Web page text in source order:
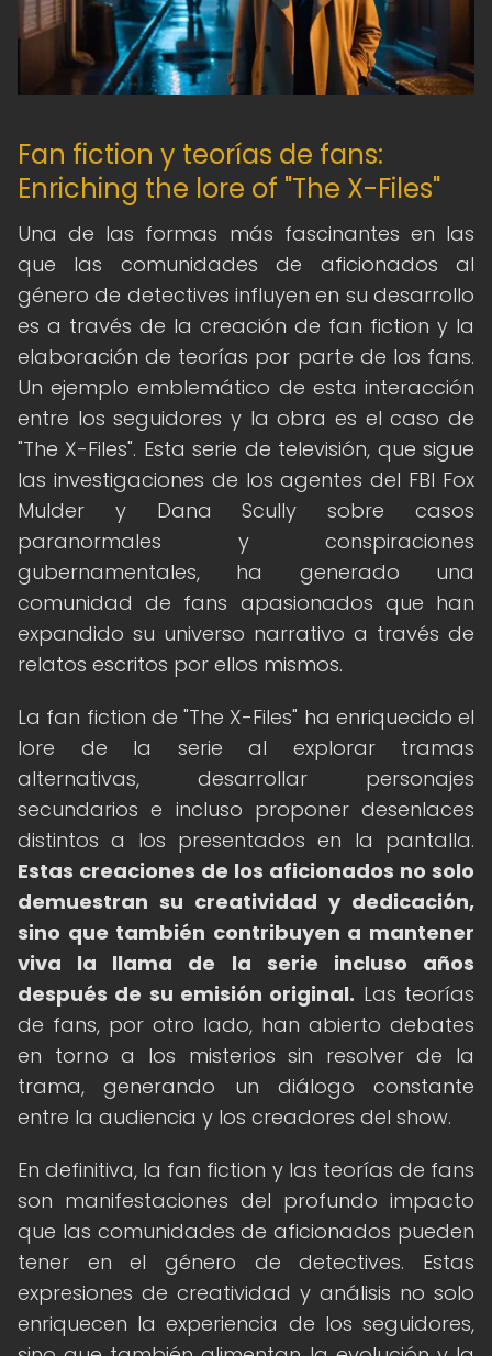
Fan fiction y teorías de fans:
Enriching the lore of "The X-Files"
Una de las formas más fascinantes en las
que las comunidades de aficionados al
género de detectives influyen en su desarrollo
es a través de la creación de fan fiction y la
elaboración de teorías por parte de los fans.
Un ejemplo emblemático de esta interacción
entre los seguidores y la obra es el caso de
"The X-Files". Esta serie de televisión, que sigue
las investigaciones de los agentes del FBI Fox
Mulder y Dana Scully sobre casos
paranormales y conspiraciones
gubernamentales, ha generado una
comunidad de fans apasionados que han
expandido su universo narrativo a través de
relatos escritos por ellos mismos.
La fan fiction de "The X-Files" ha enriquecido el
lore de la serie al explorar tramas
alternativas, desarrollar personajes
secundarios e incluso proponer desenlaces
distintos a los presentados en la pantalla.
Estas creaciones de los aficionados no solo
demuestran su creatividad y dedicación,
sino que también contribuyen a mantener
viva la llama de la serie incluso años
después de su emisión original. Las teorías
de fans, por otro lado, han abierto debates
en torno a los misterios sin resolver de la
trama, generando un diálogo constante
entre la audiencia y los creadores del show.
En definitiva, la fan fiction y las teorías de fans
son manifestaciones del profundo impacto
que las comunidades de aficionados pueden
tener en el género de detectives. Estas
expresiones de creatividad y análisis no solo
enriquecen la experiencia de los seguidores,